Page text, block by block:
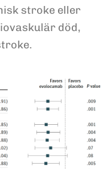
stroke eller
död,